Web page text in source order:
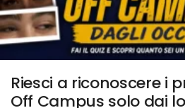
Riesci a riconoscere i
Off Campus solo dai